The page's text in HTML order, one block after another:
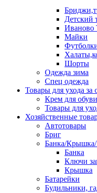
Детский
Иваново
Майки
Шорты
Одежда зима
Спец одежда
Товары для ухода
Крем для обуви
Товары для
Хозяйственные
Автотовары
Бриг
Банка/
Банка
Ключи
Крышка
Батарейки
Будильники,